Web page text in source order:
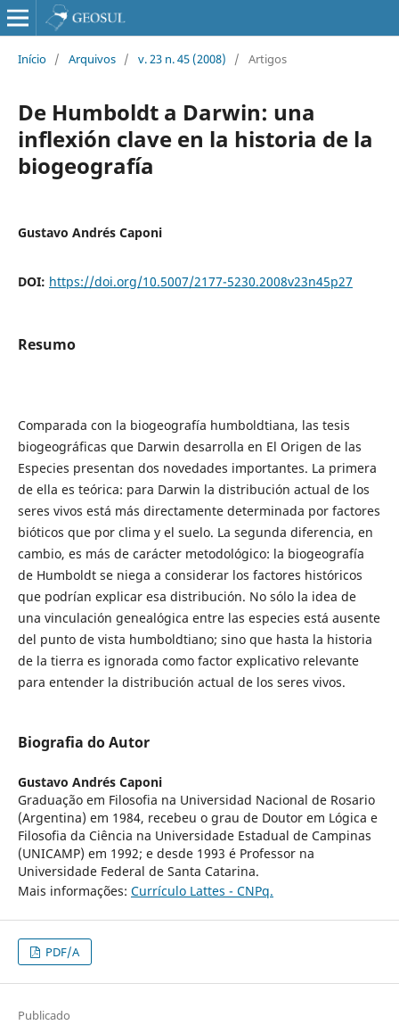
Início / Arquivos / v. 23 n. 45 (2008) / Artigos
De Humboldt a Darwin: una
inflexión clave en la historia de la
biogeografía
Gustavo Andrés Caponi
DOI: https://doi.org/10.5007/2177-5230.2008v23n45p27
Resumo
Comparada con la biogeografía humboldtiana, las tesis
biogeográficas que Darwin desarrolla en El Origen de las
Especies presentan dos novedades importantes. La primera
de ella es teórica: para Darwin la distribución actual de los
seres vivos está más directamente determinada por factores
bióticos que por clima y el suelo. La segunda diferencia, en
cambio, es más de carácter metodológico: la biogeografía
de Humboldt se niega a considerar los factores históricos
que podrían explicar esa distribución. No sólo la idea de
una vinculación genealógica entre las especies está ausente
del punto de vista humboldtiano; sino que hasta la historia
de la tierra es ignorada como factor explicativo relevante
para entender la distribución actual de los seres vivos.
Biografia do Autor
Gustavo Andrés Caponi
Graduação em Filosofia na Universidad Nacional de Rosario
(Argentina) em 1984, recebeu o grau de Doutor em Lógica e
Filosofia da Ciência na Universidade Estadual de Campinas
(UNICAMP) em 1992; e desde 1993 é Professor na
Universidade Federal de Santa Catarina.
Mais informações: Currículo Lattes - CNPq.
PDF/A
Publicado